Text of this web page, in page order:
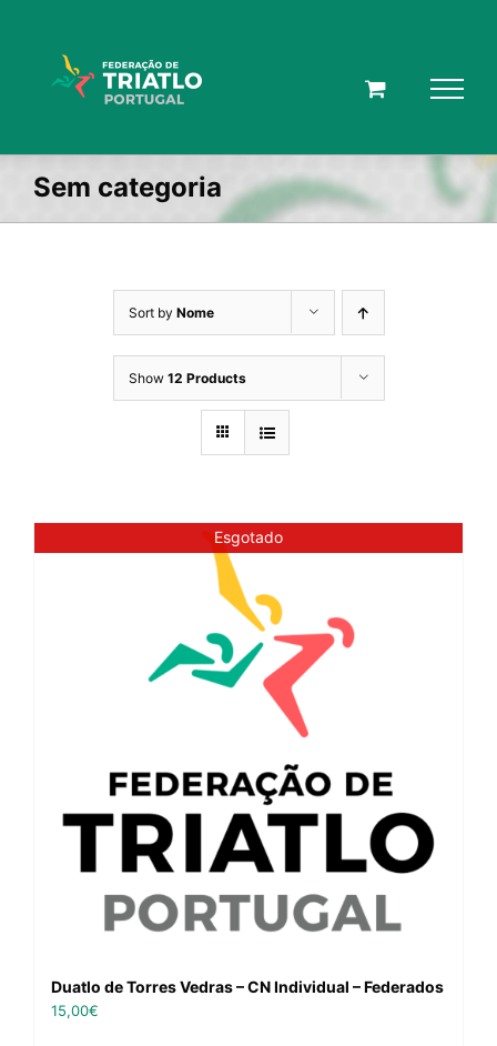
Sem categoria
Sort by Nome
Show 12 Products
Esgotado
Duatlo de Torres Vedras – CN Individual – Federados
15,00€